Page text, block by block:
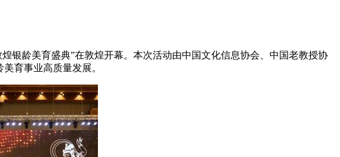
龄美育盛典”在敦煌开幕。本次活动由中国文化信息协会、中国老教授协
育事业高质量发展。